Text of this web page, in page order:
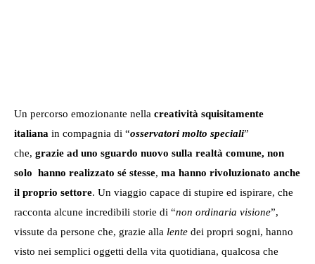
Un percorso emozionante nella creatività squisitamente
italiana in compagnia di “osservatori molto speciali”
che, grazie ad uno sguardo nuovo sulla realtà comune, non
solo hanno realizzato sé stesse, ma hanno rivoluzionato anche
il proprio settore. Un viaggio capace di stupire ed ispirare, che
racconta alcune incredibili storie di “non ordinaria visione”,
vissute da persone che, grazie alla lente dei propri sogni, hanno
visto nei semplici oggetti della vita quotidiana, qualcosa che